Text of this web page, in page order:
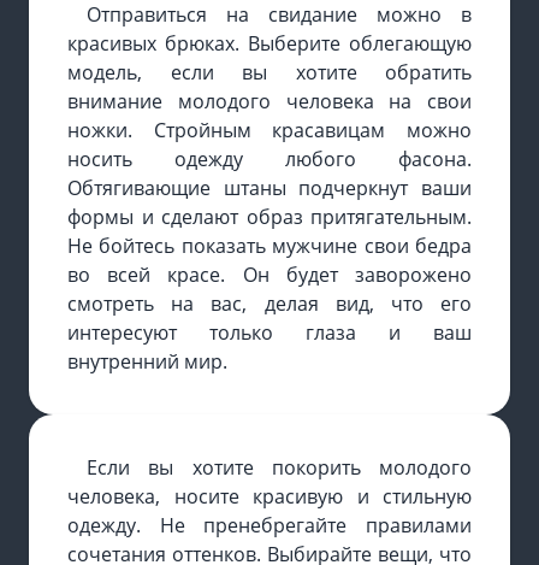
Отправиться на свидание можно в
красивых брюках. Выберите облегающую
модель, если вы хотите обратить
внимание молодого человека на свои
ножки. Стройным красавицам можно
носить одежду любого фасона.
Обтягивающие штаны подчеркнут ваши
формы и сделают образ притягательным.
Не бойтесь показать мужчине свои бедра
во всей красе. Он будет заворожено
смотреть на вас, делая вид, что его
интересуют только глаза и ваш
внутренний мир.
Если вы хотите покорить молодого
человека, носите красивую и стильную
одежду. Не пренебрегайте правилами
сочетания оттенков. Выбирайте вещи, что